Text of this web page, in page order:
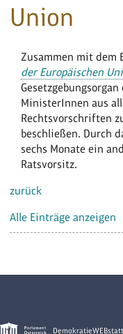
Union
Zusammen mit dem
der Europäischen
Gesetzgebungsorgan
MinisterInnen aus
Rechtsvorschriften
beschließen. Durch
sechs Monate ein
Ratsvorsitz.
zurück
Alle Einträge anzeigen